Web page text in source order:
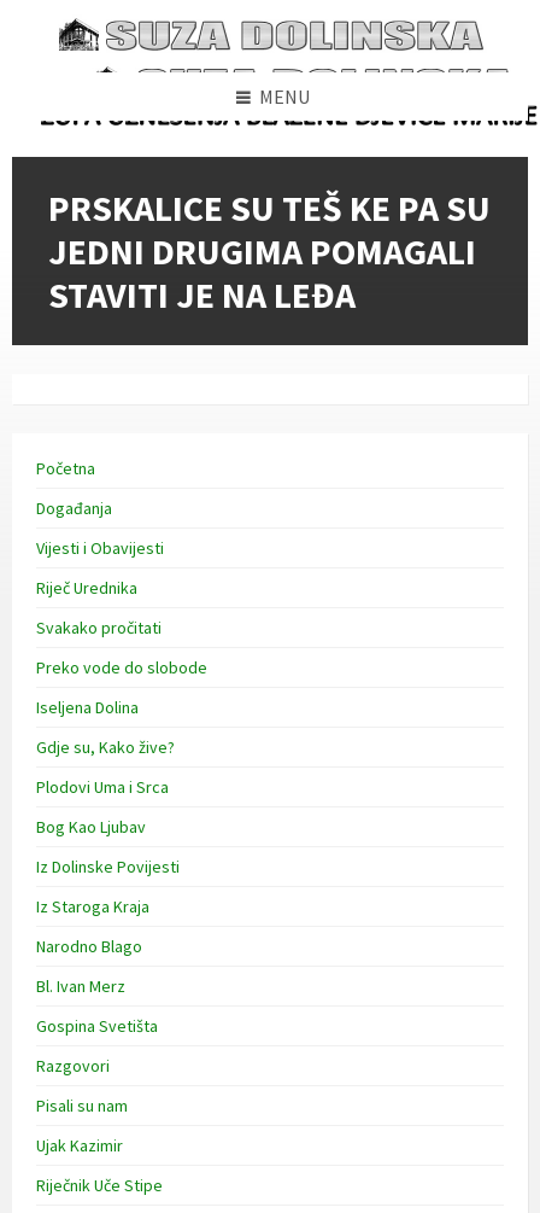
content
MENU
PRSKALICE SU TEŠ KE PA SU
JEDNI DRUGIMA POMAGALI
STAVITI JE NA LEĐA
Početna
Događanja
Vijesti i Obavijesti
Riječ Urednika
Svakako pročitati
Preko vode do slobode
Iseljena Dolina
Gdje su, Kako žive?
Plodovi Uma i Srca
Bog Kao Ljubav
Iz Dolinske Povijesti
Iz Staroga Kraja
Narodno Blago
Bl. Ivan Merz
Gospina Svetišta
Razgovori
Pisali su nam
Ujak Kazimir
Riječnik Uče Stipe